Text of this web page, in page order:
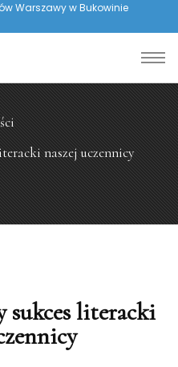
Warszawy w Bukowinie
naszej uczennicy
sukces literacki